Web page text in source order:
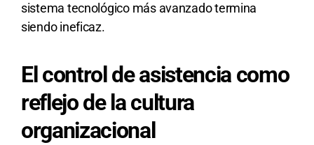
sistema tecnológico más avanzado termina
siendo ineficaz.
El control de asistencia como
reflejo de la cultura
organizacional